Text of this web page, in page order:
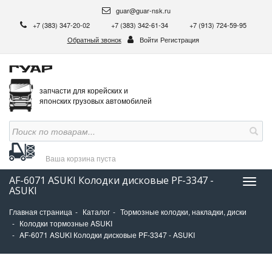
guar@guar-nsk.ru
+7 (383) 347-20-02
+7 (383) 342-61-34
+7 (913) 724-59-95
Обратный звонок
Войти Регистрация
запчасти для корейских и
японских грузовых автомобилей
Ваша корзина пуста
AF-6071 ASUKI Колодки дисковые PF-3347 -
ASUKI
Главная страница Каталог
Тормозные колодки, накладки, диски
Колодки тормозные ASUKI
AF-6071 ASUKI Колодки дисковые PF-3347 - ASUKI